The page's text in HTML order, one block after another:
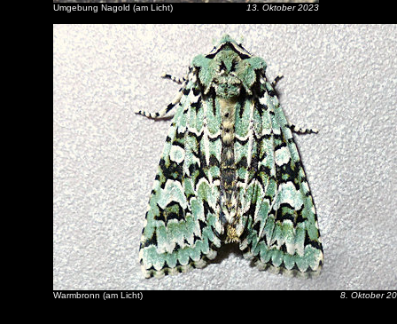
Umgebung Nagold (am Licht) 13. Oktober 2023
Warmbronn (am Licht) 8. Oktober